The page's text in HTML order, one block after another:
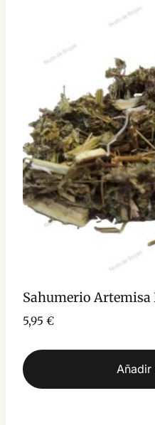
Sahumerio Artemisa
5,95 €
Añadir